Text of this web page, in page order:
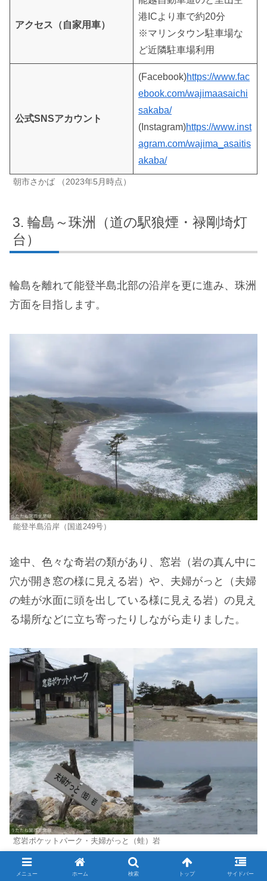
アクセス（自家用車）
港ICより車で約20分
※マリンタウン駐車場な
ど近隣駐車場利用
公式SNSアカウント
(Facebook)https://www.fac
ebook.com/wajimaasaichi
sakaba/
(Instagram)https://www.inst
agram.com/wajima_asaitis
akaba/
朝市さかば （2023年5月時点）
輪島～珠洲（道の駅狼煙・禄剛埼灯
台）
輪島を離れて能登半島北部の沿岸を更に進み、珠洲
方面を目指します。
能登半島沿岸（国道249号）
途中、色々な奇岩の類があり、窓岩（岩の真ん中に
穴が開き窓の様に見える岩）や、夫婦がっと（夫婦
の蛙が水面に頭を出している様に見える岩）の見え
る場所などに立ち寄ったりしながら走りました。
窓岩ポケットパーク・夫婦がっと（蛙）岩
景色が良い所を見つけては停まって写真を撮ったり
メニュー ホーム 検索 トップ サイドバー